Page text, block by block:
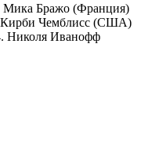
Мика Бражо (Франция)
Кирби Чемблисс (США)
Николя Иванофф